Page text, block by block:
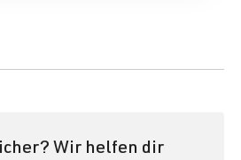
Wir helfen dir